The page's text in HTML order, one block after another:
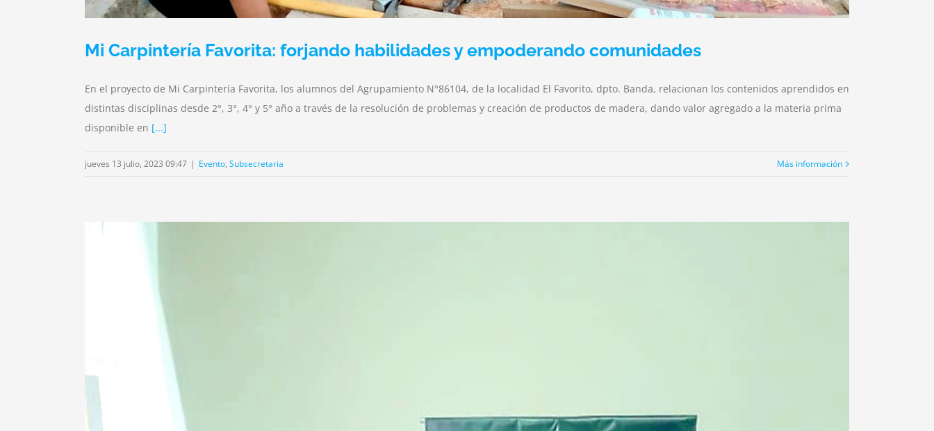
Mi Carpintería Favorita: forjando habilidades y empoderando comunidades
En el proyecto de Mi Carpintería Favorita, los alumnos del Agrupamiento N°86104, de la localidad El Favorito, dpto. Banda, relacionan los contenidos aprendidos en
distintas disciplinas desde 2°, 3°, 4° y 5° año a través de la resolución de problemas y creación de productos de madera, dando valor agregado a la materia prima
disponible en [...]
jueves 13 julio, 2023 09:47 | Evento, Subsecretaria Más información